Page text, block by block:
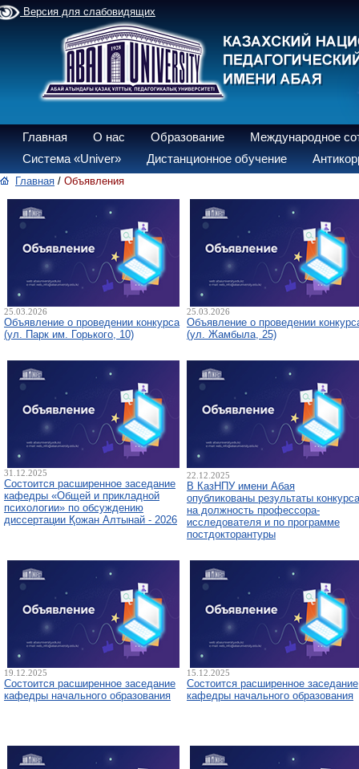
Версия для слабовидящих
Главная О нас Образование
Международное
Система «Univer»
Дистанционное обучение
Главная / Объявления
25.03.2026
Объявление о проведении конкурса
(ул. Парк им. Горького, 10)
25.03.2026
Объявление о проведении
(ул. Жамбыла, 25)
31.12.2025
Состоится расширенное заседание
кафедры «Общей и прикладной
психологии» по обсуждению
диссертации Қожан Алтынай - 2026
22.12.2025
В КазНПУ имени Абая
опубликованы результаты конкурса
на должность профессора-
исследователя и по программе
постдокторантуры
19.12.2025
Состоится расширенное заседание
кафедры начального образования
15.12.2025
Состоится расширенное заседание
кафедры начального образования